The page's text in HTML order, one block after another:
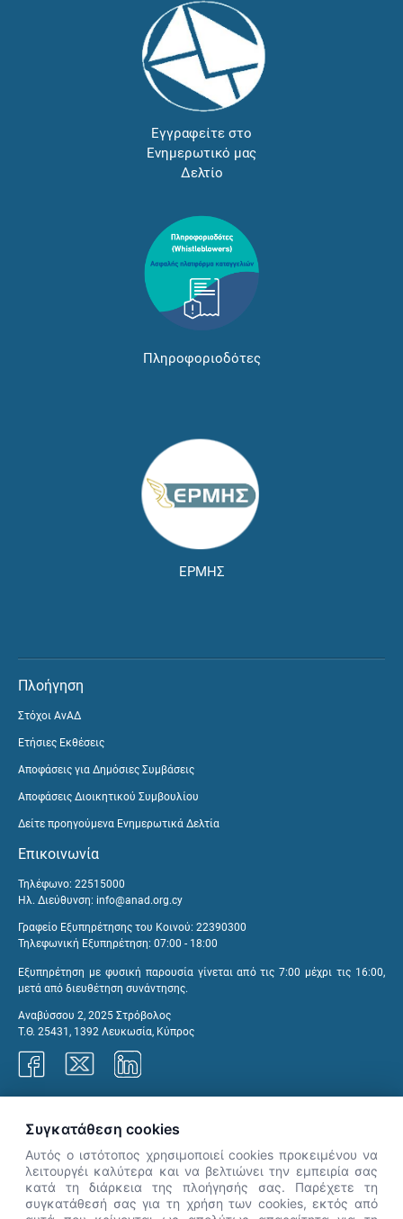
Εγγραφείτε στο
Ενημερωτικό μας
Δελτίο
Πληροφοριοδότες
ΕΡΜΗΣ
Πλοήγηση
Στόχοι ΑνΑΔ
Ετήσιες Εκθέσεις
Αποφάσεις για Δημόσιες Συμβάσεις
Αποφάσεις Διοικητικού Συμβουλίου
Δείτε προηγούμενα Ενημερωτικά Δελτία
Επικοινωνία
Τηλέφωνο: 22515000
Ηλ. Διεύθυνση: info@anad.org.cy
Γραφείο Εξυπηρέτησης του Κοινού: 22390300
Τηλεφωνική Εξυπηρέτηση: 07:00 - 18:00
Εξυπηρέτηση με φυσική παρουσία γίνεται από τις 7:00 μέχρι τις 16:00,
μετά από διευθέτηση συνάντησης.
Αναβύσσου 2, 2025 Στρόβολος
Τ.Θ. 25431, 1392 Λευκωσία, Κύπρος
👋 Καλώς ήρθες! Είμαι η Νόησις.
Συγκατάθεση cookies
Αυτός ο ιστότοπος χρησιμοποιεί cookies προκειμένου να
λειτουργέι καλύτερα και να βελτιώνει την εμπειρία σας
κατά τη διάρκεια της πλοήγησής σας. Παρέχετε τη
συγκατάθεσή σας για τη χρήση των cookies, εκτός από